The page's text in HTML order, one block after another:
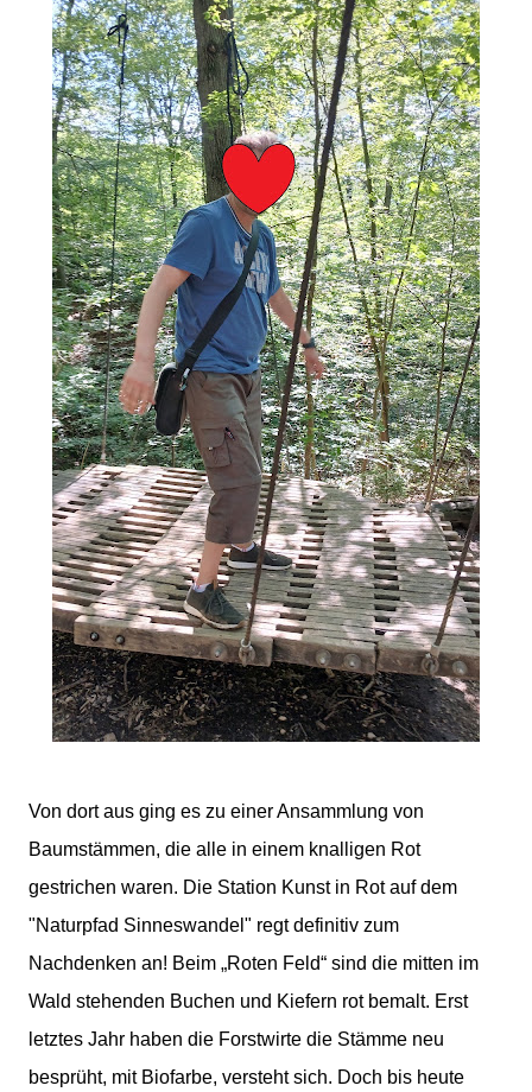
Von dort aus ging es zu einer Ansammlung von
Baumstämmen, die alle in einem knalligen Rot
gestrichen waren. Die Station Kunst in Rot auf dem
"Naturpfad Sinneswandel" regt definitiv zum
Nachdenken an! Beim „Roten Feld“ sind die mitten im
Wald stehenden Buchen und Kiefern rot bemalt. Erst
letztes Jahr haben die Forstwirte die Stämme neu
besprüht, mit Biofarbe, versteht sich. Doch bis heute